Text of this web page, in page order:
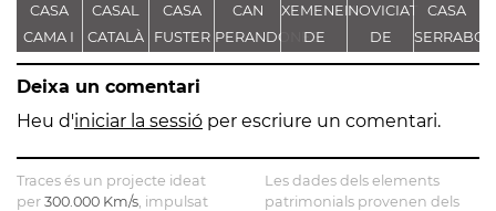
CASA
CAMA I
ESCURRA
CASAL
CATALÀ
CASA
FUSTER
CAN
PERANDONES
- CASA
FARJAS
XEMENEIA
DE
L'ANTIGA
C.E.L.O.
NOVICIAT
DE
NOSTRA
DE LA
CASA
SERRABOU
Deixa un comentari
Heu d'iniciar la sessió per escriure un comentari.
Traces és un projecte ideat
per 300.000 Km/s , impulsat
Les dades dels elements
patrimonials provenen dels